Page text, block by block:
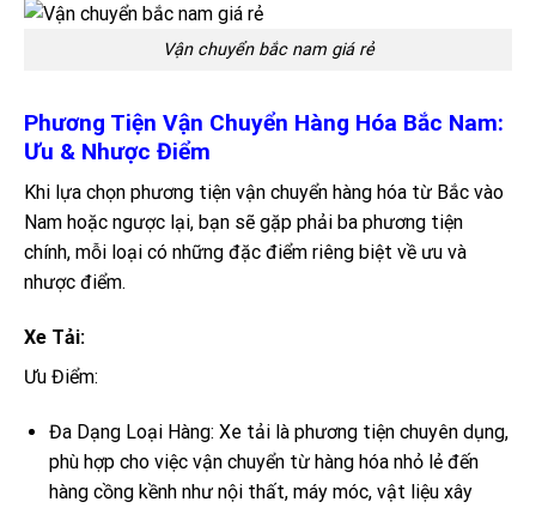
Vận chuyển bắc nam giá rẻ
Phương Tiện Vận Chuyển Hàng Hóa Bắc Nam:
Ưu & Nhược Điểm
Khi lựa chọn phương tiện vận chuyển hàng hóa từ Bắc vào
Nam hoặc ngược lại, bạn sẽ gặp phải ba phương tiện
chính, mỗi loại có những đặc điểm riêng biệt về ưu và
nhược điểm.
Xe Tải:
Ưu Điểm:
Đa Dạng Loại Hàng: Xe tải là phương tiện chuyên dụng,
phù hợp cho việc vận chuyển từ hàng hóa nhỏ lẻ đến
hàng cồng kềnh như nội thất, máy móc, vật liệu xây